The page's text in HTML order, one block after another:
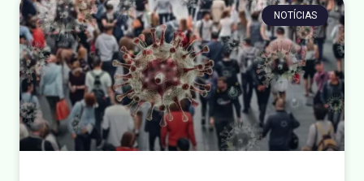
NOTÍCIAS